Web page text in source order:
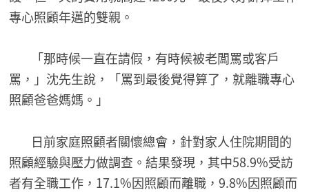
專心照顧年邁的雙親。
「那時候一直在請假，有時候被老闆罵或客戶
罵，」沈先生說，「罵到最後覺得算了，就離職專心
照顧爸爸媽媽。」
日前家庭照顧者關懷總會，針對家人住院期間的
照顧經驗與壓力做調查。結果發現，其中58.9%受訪
者有全職工作，17.1%因照顧而離職，9.8%因照顧而